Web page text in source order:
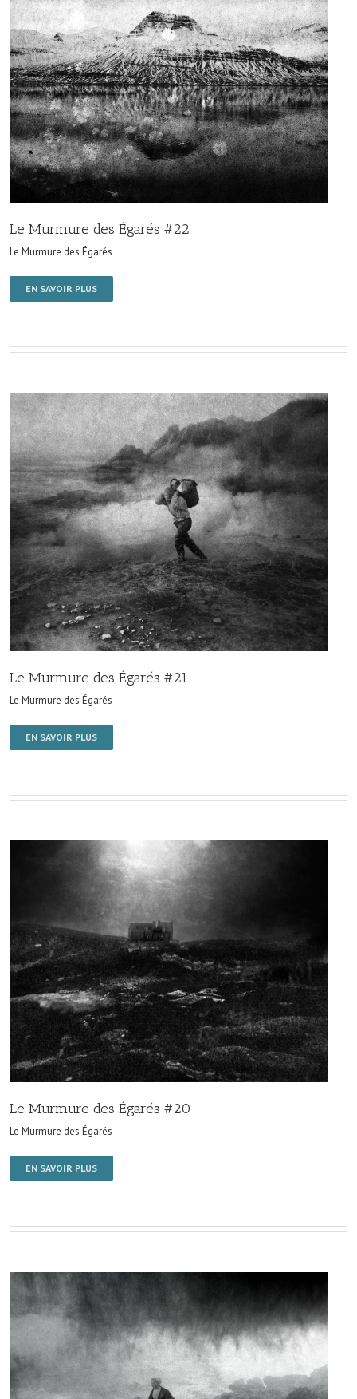
Le Murmure des Égarés #22
Le Murmure des Égarés
EN SAVOIR PLUS
Le Murmure des Égarés #21
Le Murmure des Égarés
EN SAVOIR PLUS
Le Murmure des Égarés #20
Le Murmure des Égarés
EN SAVOIR PLUS